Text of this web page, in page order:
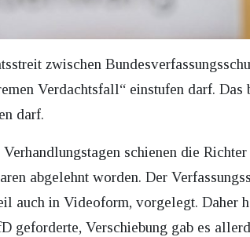
zwischen
Verdachtsfall“ einstufen darf. Das
darf.
schienen die
abgelehnt worden. Der
auch in Videoform, vorgelegt. Daher
geforderte, Verschiebung gab es